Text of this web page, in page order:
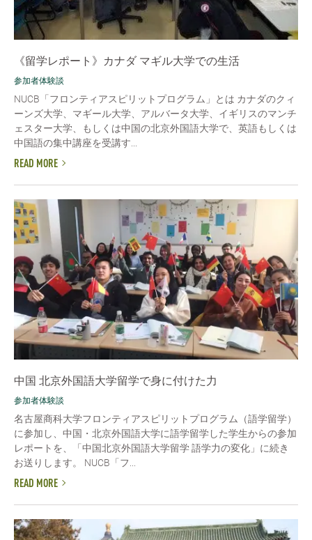
《留学レポート》カナダ マギル大学での生活
参加者体験談
NUCB「フロンティアスピリットプログラム」とは カナダのクィ
ーンズ大学、マギール大学、アルバータ大学、イギリスのマンチ
ェスター大学、もしくは中国の北京外国語大学で、英語もしくは
中国語の集中講座を受講す...
READ MORE
中国 北京外国語大学留学で身に付けた力
参加者体験談
名古屋商科大学フロンティアスピリットプログラム（語学留学）
に参加し、中国・北京外国語大学に語学留学した学生からの参加
レポートを、「中国北京外国語大学留学 語学力の変化」に続き
お送りします。 NUCB「フ...
READ MORE